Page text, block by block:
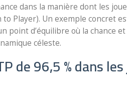
dans la manière dont les
Player). Un exemple concret
point d’équilibre où la chance
céleste.
de 96,5 % dans